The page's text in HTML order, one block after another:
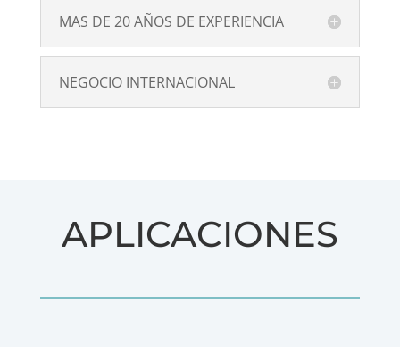
MAS DE 20 AÑOS DE EXPERIENCIA
NEGOCIO INTERNACIONAL
APLICACIONES